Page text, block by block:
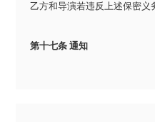
乙方和导演若违反上述保密
第十七条 通知